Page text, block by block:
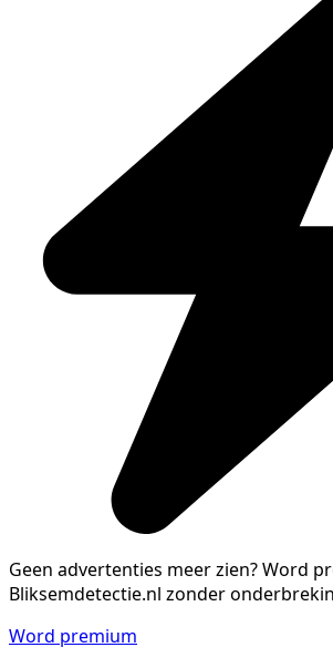
Geen advertenties meer zien?Word
Bliksemdetectie.nl zonder
Word premium